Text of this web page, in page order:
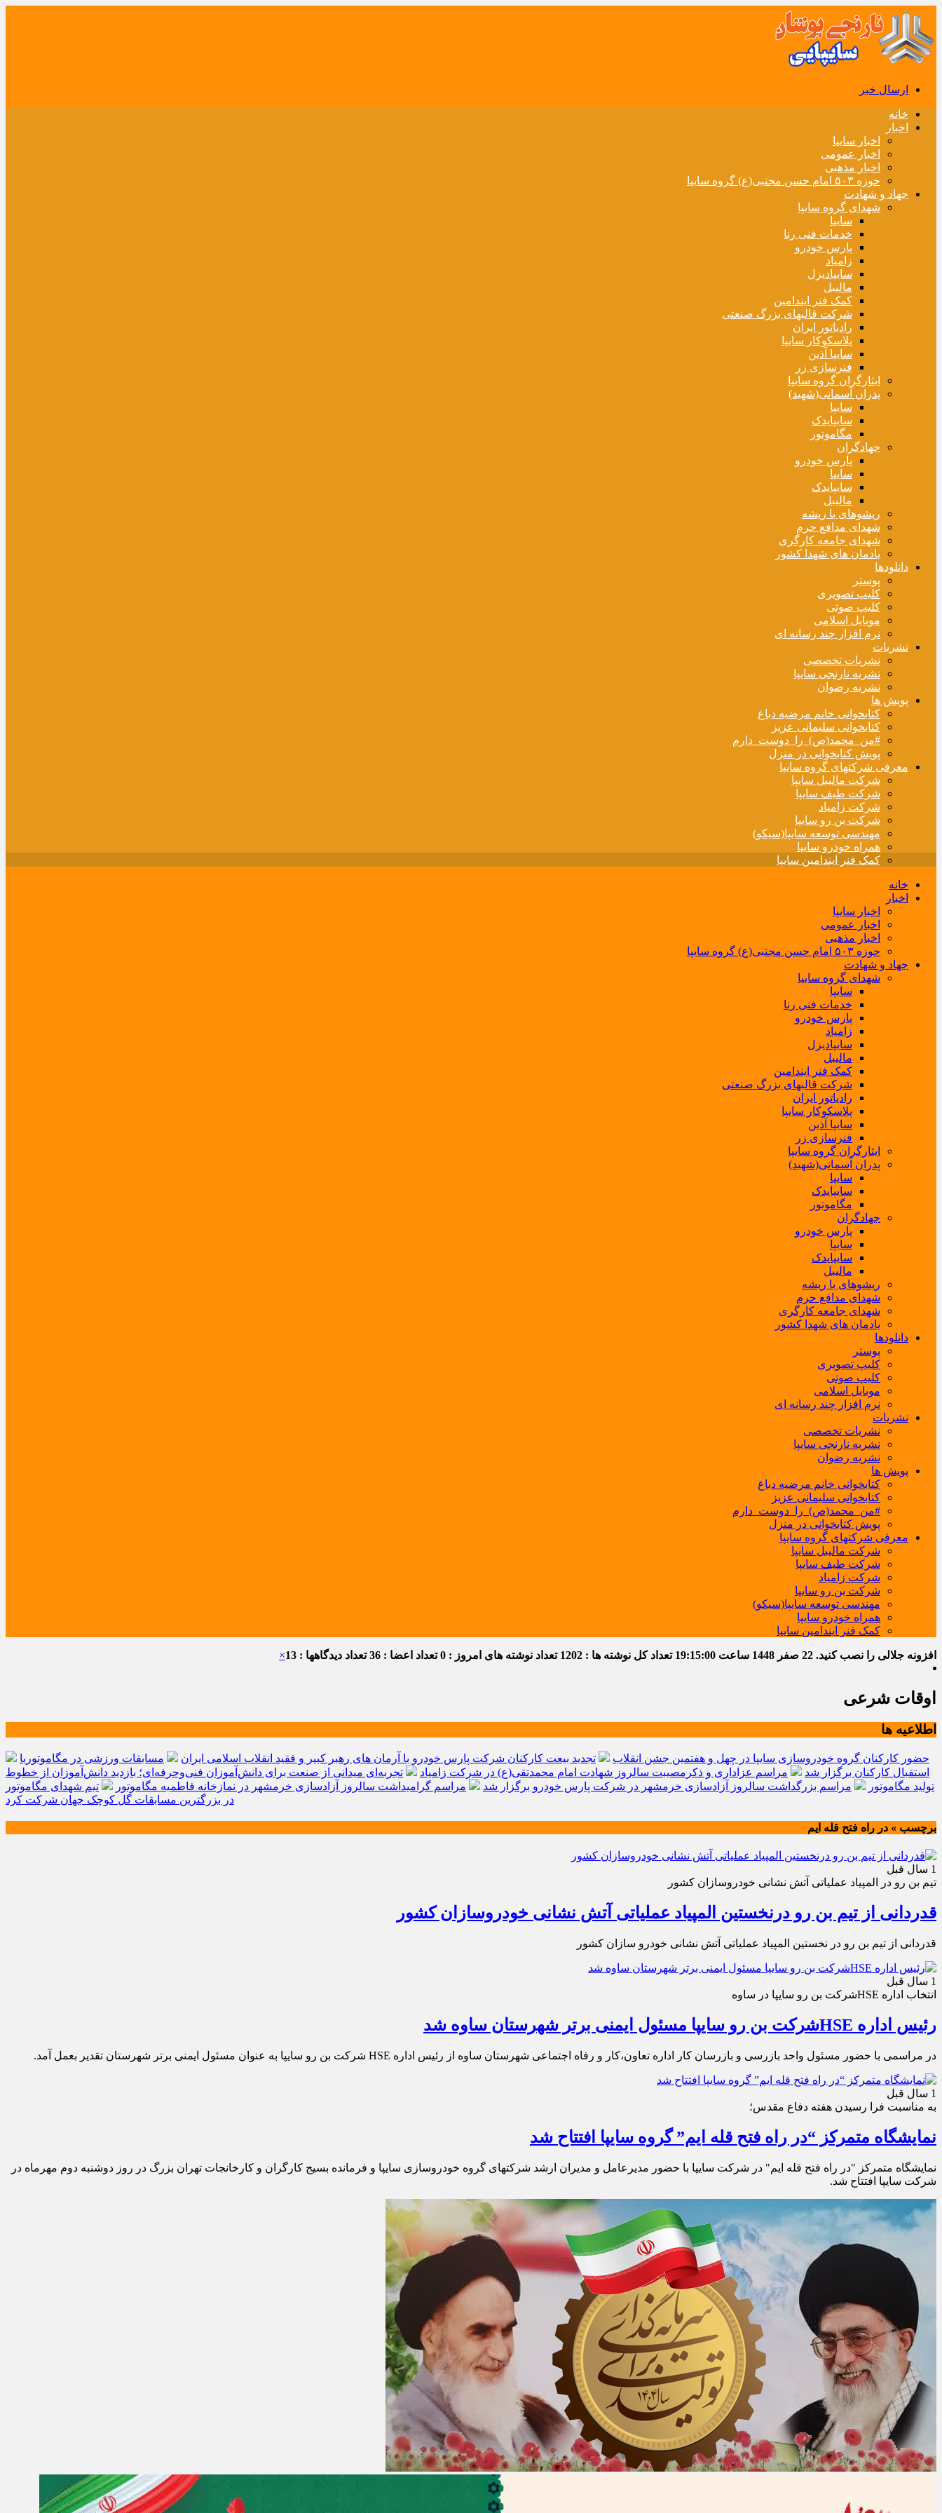
ارسال خبر
خانه
اخبار
اخبار سایپا
اخبار عمومی
اخبار مذهبی
حوزه ۵۰۳ امام حسن مجتبی(ع) گروه سایپا
جهاد و شهادت
شهدای گروه سایپا
سایپا
خدمات فنی رنا
پارس خودرو
زامیاد
سایپادیزل
مالیبل
کمک فنر ایندامین
شرکت قالبهای بزرگ صنعتی
رادیاتور ایران
پلاسکوکار سایپا
سایپا آذین
فنرسازی زر
ایثارگران گروه سایپا
پدران آسمانی(شهید)
سایپا
سایپایدک
مگاموتور
جهادگران
پارس خودرو
سایپا
سایپایدک
مالیبل
ریشوهای با ریشه
شهدای مدافع حرم
شهدای جامعه کارگری
یادمان های شهدا کشور
دانلودها
پوستر
کلیپ تصویری
کلیپ صوتی
موبایل اسلامی
نرم افزار چند رسانه ای
نشریات
نشریات تخصصی
نشریه نارنجی سایپا
نشریه رضوان
پویش ها
کتابخوانی خانم مرضیه دباغ
کتابخوانی سلیمانی عزیز
#من_محمد(ص)_را_دوست_دارم
پویش کتابخوانی در منزل
معرفی شرکتهای گروه سایپا
شرکت مالیبل سایپا
شرکت طیف سایپا
شرکت زامیاد
شرکت بن رو سایپا
مهندسی توسعه سایپا(سیکو)
همراه خودرو سایپا
کمک فنر ایندامین سایپا
خانه
اخبار
اخبار سایپا
اخبار عمومی
اخبار مذهبی
حوزه ۵۰۳ امام حسن مجتبی(ع) گروه سایپا
جهاد و شهادت
شهدای گروه سایپا
سایپا
خدمات فنی رنا
پارس خودرو
زامیاد
سایپادیزل
مالیبل
کمک فنر ایندامین
شرکت قالبهای بزرگ صنعتی
رادیاتور ایران
پلاسکوکار سایپا
سایپا آذین
فنرسازی زر
ایثارگران گروه سایپا
پدران آسمانی(شهید)
سایپا
سایپایدک
مگاموتور
جهادگران
پارس خودرو
سایپا
سایپایدک
مالیبل
ریشوهای با ریشه
شهدای مدافع حرم
شهدای جامعه کارگری
یادمان های شهدا کشور
دانلودها
پوستر
کلیپ تصویری
کلیپ صوتی
موبایل اسلامی
نرم افزار چند رسانه ای
نشریات
نشریات تخصصی
نشریه نارنجی سایپا
نشریه رضوان
پویش ها
کتابخوانی خانم مرضیه دباغ
کتابخوانی سلیمانی عزیز
#من_محمد(ص)_را_دوست_دارم
پویش کتابخوانی در منزل
معرفی شرکتهای گروه سایپا
شرکت مالیبل سایپا
شرکت طیف سایپا
شرکت زامیاد
شرکت بن رو سایپا
مهندسی توسعه سایپا(سیکو)
همراه خودرو سایپا
کمک فنر ایندامین سایپا
افزونه جلالی را نصب کنید. 22 صفر 1448 ساعت 19:15:01 تعداد کل نوشته ها : 1202 تعداد نوشته های امروز : 0 تعداد اعضا : 36 تعداد دیدگاهها : 13 ×
اوقات شرعی
اطلاعیه ها
حضور کارکنان گروه خودروسازی سایپا در چهل و هفتمین جشن انقلاب تجدید بیعت کارکنان شرکت پارس خودرو با آرمان های رهبر کبیر و فقید انقلاب اسلامی ایران
مسابقات ورزشی در مگاموتوربا
استقبال کارکنان برگزار شد
مراسم عزاداری و ذکرمصیبت سالروز شهادت امام محمدتقی(ع) در شرکت زامیاد
تجربه‌ای میدانی از صنعت برای دانش‌آموزان فنی‌وحرفه‌ای؛ بازدید دانش‌آموزان از خطوط
تولید مگاموتور
مراسم بزرگداشت سالروز آزادسازی خرمشهر در شرکت پارس خودرو برگزار شد مراسم گرامیداشت سالروز آزادسازی خرمشهر در نمازخانه فاطمیه مگاموتور
تیم شهدای مگاموتور
در بزرگترین مسابقات گل کوچک جهان شرکت کرد
برچسب » در راه فتح قله ایم
1 سال قبل
تیم بن رو در المپیاد عملیاتی آتش نشانی خودروسازان کشور
قدردانی از تیم بن رو درنخستین المپیاد عملیاتی آتش نشانی خودروسازان کشور
قدردانی از تیم بن رو در نخستین المپیاد عملیاتی آتش نشانی خودرو سازان کشور
1 سال قبل
انتخاب اداره HSEشرکت بن رو سایپا در ساوه
رئیس اداره HSEشرکت بن رو سایپا مسئول ایمنی برتر شهرستان ساوه شد
در مراسمی با حضور مسئول واحد بازرسی و بازرسان کار اداره تعاون،کار و رفاه اجتماعی شهرستان ساوه از رئیس اداره HSE شرکت بن رو سایپا به عنوان مسئول ایمنی برتر شهرستان تقدیر بعمل آمد.
1 سال قبل
به مناسبت فرا رسیدن هفته دفاع مقدس؛
نمایشگاه متمرکز “در راه فتح قله ایم” گروه سایپا افتتاح شد
نمایشگاه متمرکز "در راه فتح قله ایم" در شرکت سایپا با حضور مدیرعامل و مدیران ارشد شرکتهای گروه خودروسازی سایپا و فرمانده بسیج کارگران و کارخانجات تهران بزرگ در روز دوشنبه دوم مهرماه در
شرکت سایپا افتتاح شد.